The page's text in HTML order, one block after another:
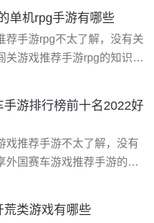
的一些困惑，下面一起来
,有哪些比较推荐的 十大**
、《迷失岛》、《归途》、
《癫狂》、《黑暗故事》
单机rpg手游有哪些
荐手游rpg不太了解，没有关
关游戏推荐手游rpg的知识，
就开始吧！ 一、求单机手
机手游rpg排行榜：《泰坦
《流亡：远殖民地》。推荐
游排行榜前十名2022好
戏推荐手游不太了解，没有
外国赛车游戏推荐手游的知
可以解决大家的问题，下
推荐手游 1.狂野飙车9:赛车
类游戏有哪些